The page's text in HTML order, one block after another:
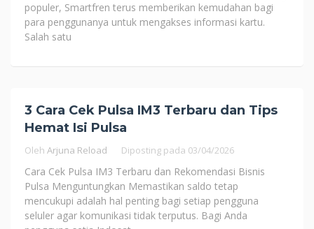
populer, Smartfren terus memberikan kemudahan bagi
para penggunanya untuk mengakses informasi kartu.
Salah satu
3 Cara Cek Pulsa IM3 Terbaru dan Tips
Hemat Isi Pulsa
Oleh Arjuna Reload Diposting pada 03/04/2026
Cara Cek Pulsa IM3 Terbaru dan Rekomendasi Bisnis
Pulsa Menguntungkan Memastikan saldo tetap
mencukupi adalah hal penting bagi setiap pengguna
seluler agar komunikasi tidak terputus. Bagi Anda